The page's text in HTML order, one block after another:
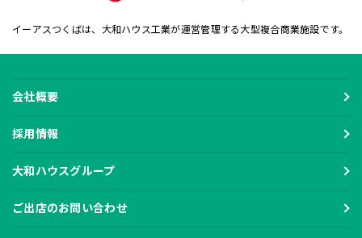
イーアスつくばは、大和ハウス工業が運営管理する大型複合商業施設です。
会社概要
採用情報
大和ハウスグループ
ご出店のお問い合わせ